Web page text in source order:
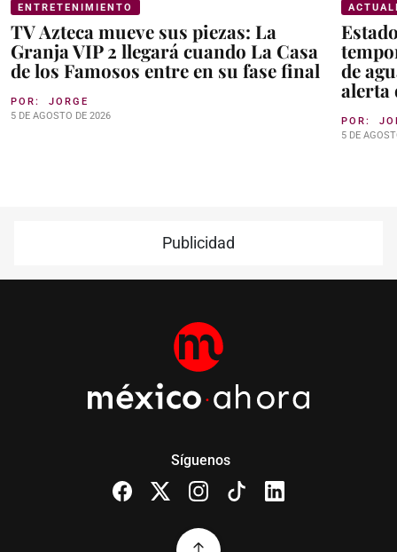
ENTRETENIMIENTO
TV Azteca mueve sus piezas: La
Granja VIP 2 llegará cuando La Casa
de los Famosos entre en su fase final
POR: JORGE
5 DE AGOSTO DE 2026
de
alerta
POR:
5 DE
Publicidad
Síguenos